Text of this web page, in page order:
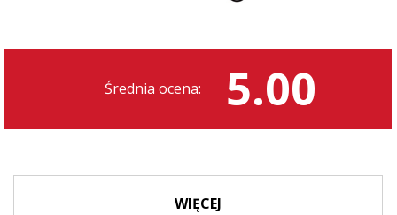
Średnia ocena: 5.00
WIĘCEJ